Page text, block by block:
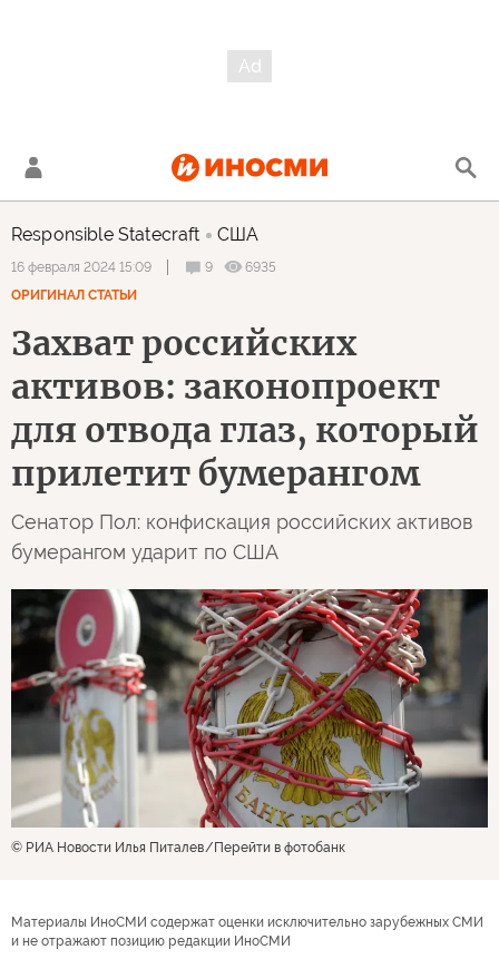
Responsible Statecraft США
16 февраля 2024 15:09 9
6935
ОРИГИНАЛ СТАТЬИ
Захват российских
активов: законопроект
для отвода глаз, который
прилетит бумерангом
Сенатор Пол: конфискация российских активов
бумерангом ударит по США
© РИА Новости Илья Питалев Перейти в фотобанк
Материалы ИноСМИ содержат оценки исключительно зарубежных СМИ
и не отражают позицию редакции ИноСМИ